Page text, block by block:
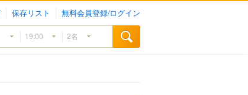
保存リスト 無料会員登録/ログイン